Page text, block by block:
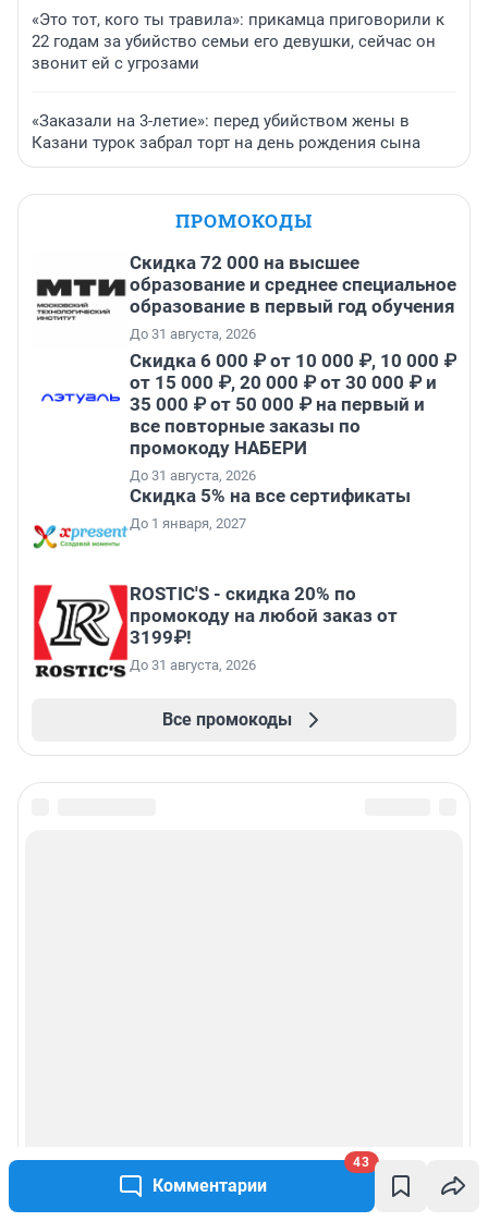
Комментарии
43
«Это тот, кого ты травила»: прикамца приговорили к
22 годам за убийство семьи его девушки, сейчас он
звонит ей с угрозами
«Заказали на 3-летие»: перед убийством жены в
Казани турок забрал торт на день рождения сына
ПРОМОКОДЫ
Скидка 72 000 на высшее
образование и среднее специальное
образование в первый год обучения
До 31 августа, 2026
Скидка 6 000 ₽ от 10 000 ₽, 10 000 ₽
от 15 000 ₽, 20 000 ₽ от 30 000 ₽ и
35 000 ₽ от 50 000 ₽ на первый и
все повторные заказы по
промокоду НАБЕРИ
До 31 августа, 2026
Скидка 5% на все сертификаты
До 1 января, 2027
ROSTIC'S - скидка 20% по
промокоду на любой заказ от
3199₽!
До 31 августа, 2026
Все промокоды